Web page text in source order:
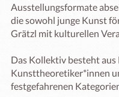
Ausstellungsformate
die sowohl junge Kunst
Grätzl mit kulturellen
Das Kollektiv besteht
Kunsttheoretiker*innen
festgefahrenen